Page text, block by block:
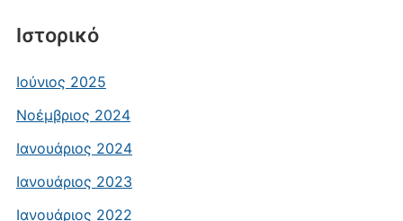
Ιστορικό
Ιούνιος 2025
Νοέμβριος 2024
Ιανουάριος 2024
Ιανουάριος 2023
Ιανουάριος 2022